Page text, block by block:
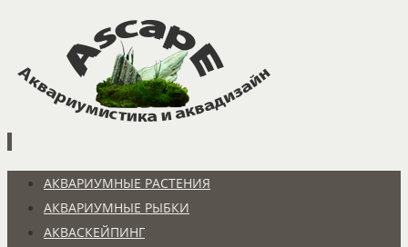
содержимому
Перейти
содержимому
АКВАРИУМНЫЕ РАСТЕНИЯ
АКВАРИУМНЫЕ РЫБКИ
АКВАСКЕЙПИНГ